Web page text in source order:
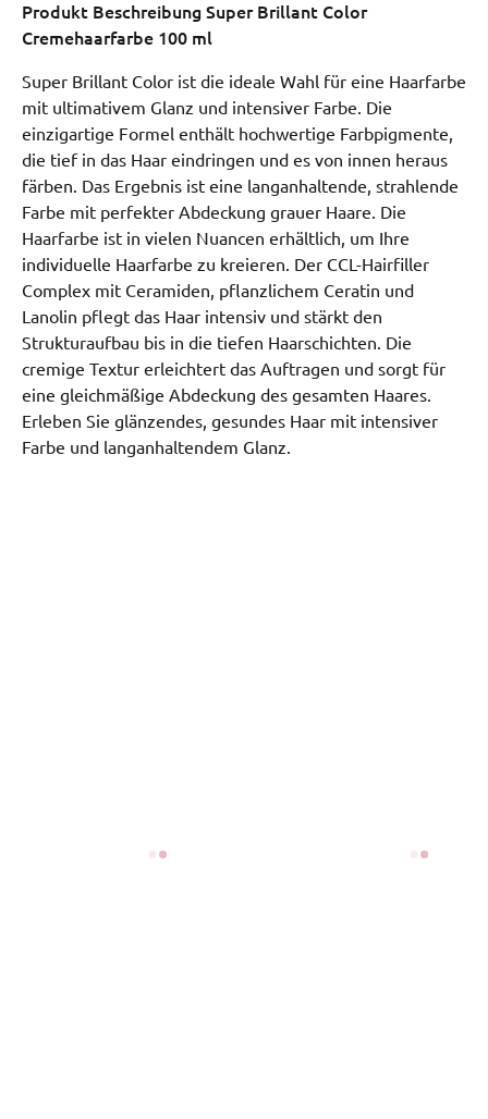
Produkt Beschreibung Super Brillant Color
Cremehaarfarbe 100 ml
Super Brillant Color ist die ideale Wahl für eine Haarfarbe
mit ultimativem Glanz und intensiver Farbe. Die
einzigartige Formel enthält hochwertige Farbpigmente,
die tief in das Haar eindringen und es von innen heraus
färben. Das Ergebnis ist eine langanhaltende, strahlende
Farbe mit perfekter Abdeckung grauer Haare. Die
Haarfarbe ist in vielen Nuancen erhältlich, um Ihre
individuelle Haarfarbe zu kreieren. Der CCL-Hairfiller
Complex mit Ceramiden, pflanzlichem Ceratin und
Lanolin pflegt das Haar intensiv und stärkt den
Strukturaufbau bis in die tiefen Haarschichten. Die
cremige Textur erleichtert das Auftragen und sorgt für
eine gleichmäßige Abdeckung des gesamten Haares.
Erleben Sie glänzendes, gesundes Haar mit intensiver
Farbe und langanhaltendem Glanz.